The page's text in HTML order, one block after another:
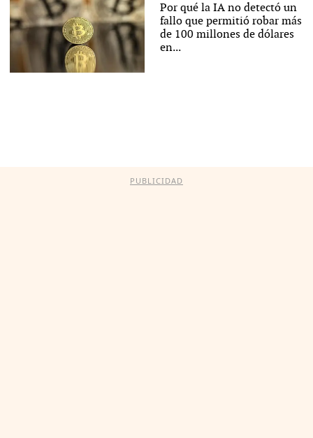
Por qué la IA no detectó un
fallo que permitió robar más
de 100 millones de dólares
en...
PUBLICIDAD